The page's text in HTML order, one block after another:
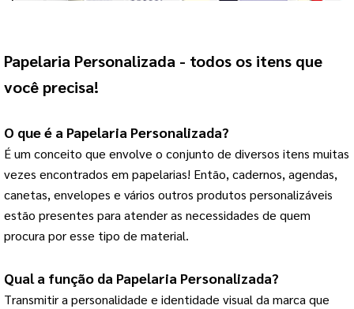
Papelaria Personalizada - todos os itens que
você precisa!
O que é a Papelaria Personalizada?
É um conceito que envolve o conjunto de diversos itens muitas
vezes encontrados em papelarias! Então, cadernos, agendas,
canetas, envelopes e vários outros produtos personalizáveis
estão presentes para atender as necessidades de quem
procura por esse tipo de material.
Qual a função da Papelaria Personalizada?
Transmitir a personalidade e identidade visual da marca que